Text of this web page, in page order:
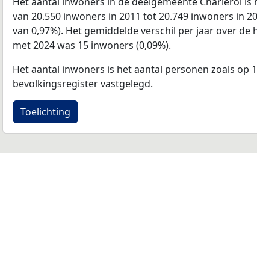
van 20.550 inwoners in 2011 tot 20.749 inwoners in
van 0,97%). Het gemiddelde verschil per jaar over de
met 2024 was 15 inwoners (0,09%).
Het aantal inwoners is het aantal personen zoals op
bevolkingsregister vastgelegd.
Toelichting